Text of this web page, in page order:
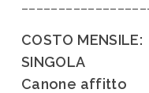
COSTO
SINGOLA
Canone